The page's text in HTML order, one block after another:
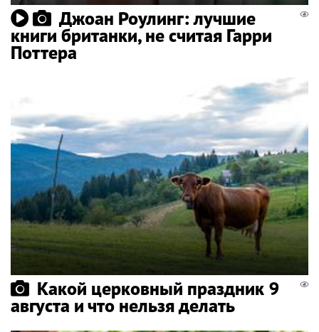
Джоан Роулинг: лучшие
книги британки, не считая Гарри
Поттера
Какой церковный праздник 9
августа и что нельзя делать